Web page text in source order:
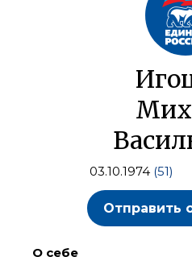
03.10.1974 (51)
Отправить
О себе